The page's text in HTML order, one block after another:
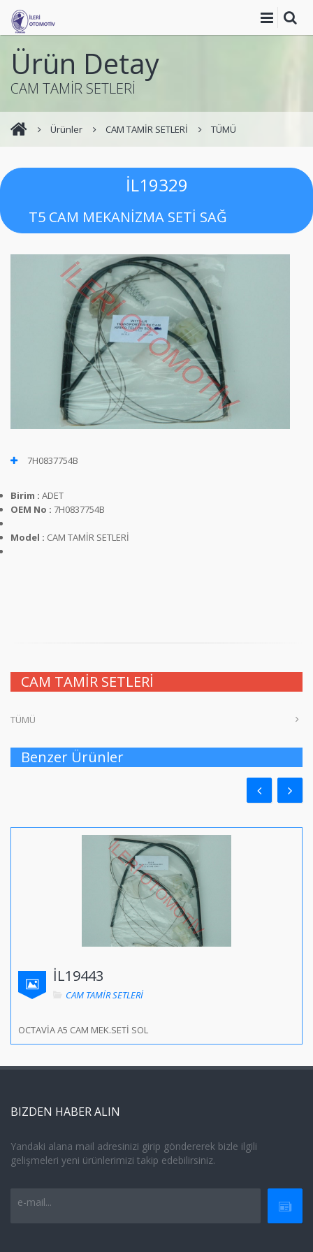
Ürün Detay
CAM TAMİR SETLERİ
Ürünler CAM TAMİR SETLERİ TÜMÜ
İL19329
T5 CAM MEKANİZMA SETİ SAĞ
7H0837754B
Birim : ADET
OEM No : 7H0837754B
Model : CAM TAMİR SETLERİ
CAM TAMİR SETLERİ
TÜMÜ
Benzer Ürünler
İL19443
CAM TAMİR SETLERİ
OCTAVİA A5 CAM MEK.SETİ SOL
BIZDEN HABER ALIN
Yandaki alana mail adresinizi girip göndererek bizle ilgili
gelişmeleri yeni ürünlerimizi takip edebilirsiniz.
e-mail...